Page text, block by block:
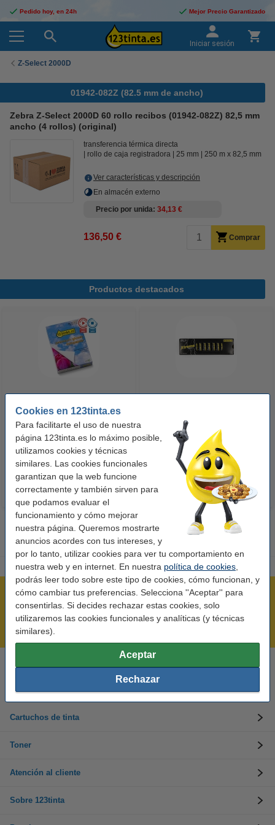
Cookies en 123tinta.es
Para facilitarte el uso de nuestra
página 123tinta.es lo máximo posible,
utilizamos cookies y técnicas
similares. Las cookies funcionales
garantizan que la web funcione
correctamente y también sirven para
que podamos evaluar el
funcionamiento y cómo mejorar
nuestra página. Queremos mostrarte
anuncios acordes con tus intereses, y
por lo tanto, utilizar cookies para ver tu comportamiento en
nuestra web y en internet. En nuestra política de cookies
podrás leer todo sobre este tipo de cookies, cómo funcionan, y
cómo cambiar tus preferencias. Selecciona ''Aceptar'' para
consentirlas. Si decides rechazar estas cookies, solo
utilizaremos las cookies funcionales y analíticas (y técnicas
similares).
Aceptar
Rechazar
Pedido hoy, en 24h Mejor Precio Garantizado
Iniciar sesión
Z-Select 2000D
01942-082Z (82.5 mm de ancho)
Zebra Z-Select 2000D 60 rollo recibos (01942-082Z) 82,5 mm
ancho (4 rollos) (original)
transferencia térmica directa
rollo de caja registradora
25 mm 250 m x 82,5 mm
Ver características y descripción
En almacén externo
Precio por unida 34,13 €
136,50 € Comprar
Productos destacados
123tinta Papel fotográfico
10,50 € Incl. 21% IVA
Power AA - LR06 - MN1500 - 24
unidades
14,50 € Incl. 21% IVA
Rápido y sencillo
Mejor Precio Garantizado
En días laborables de 09:00 a 20:00.
Cartuchos de tinta
Toner
Atención al cliente
Sobre 123tinta